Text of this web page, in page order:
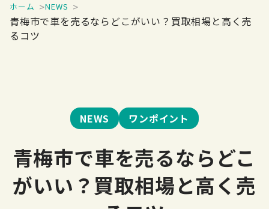
ホーム NEWS
青梅市で車を売るならどこがいい？買取相場と高く売
るコツ
NEWS ワンポイント
青梅市で車を売るならどこ
がいい？買取相場と高く売